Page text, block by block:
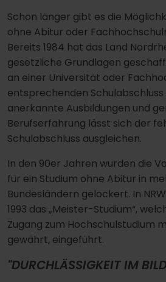
Schon länger gibt es die
ohne Abitur oder
Bereits 1984 hat das Land
gesetzliche Grundlagen
an einer Universität oder
entsprechenden
anerkannte Ausbildungen und
Berufserfahrung lässt sich der
Schulabschluss ausgleichen.
In den 90er Jahren wurden die
für ein Studium ohne Abitur in
Bundesländern gelockert. In
1993 das „Meister-Studium“,
Zugang zum Hochschulstudium
gewährt, eingeführt.
"DURCHLÄSSIGKEIT IM